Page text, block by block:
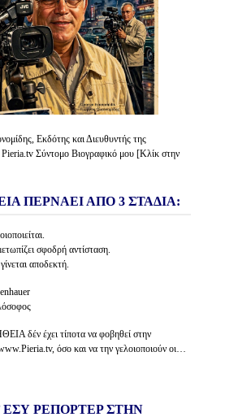
Εκδότης και Διευθυντής της
Pieria.tv Σύντομο Βιογραφικό μου [Κλίκ στην
ΠΕΡΝΑΕΙ ΑΠΟ 3 ΣΤΑΔΙΑ:
σφοδρή αντίσταση.
αποδεκτή.
δέν έχει τίποτα να φοβηθεί στην
όσο και να την γελοιοποιούν οι…
ΕΣΥ ΡΕΠΟΡΤΕΡ ΣΤΗΝ